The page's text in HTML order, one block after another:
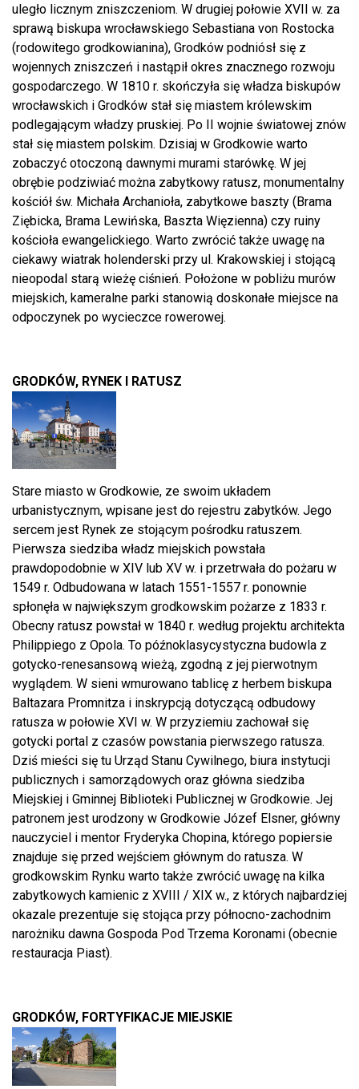
uległo licznym zniszczeniom. W drugiej połowie XVII w. za
sprawą biskupa wrocławskiego Sebastiana von Rostocka
(rodowitego grodkowianina), Grodków podniósł się z
wojennych zniszczeń i nastąpił okres znacznego rozwoju
gospodarczego. W 1810 r. skończyła się władza biskupów
wrocławskich i Grodków stał się miastem królewskim
podlegającym władzy pruskiej. Po II wojnie światowej znów
stał się miastem polskim. Dzisiaj w Grodkowie warto
zobaczyć otoczoną dawnymi murami starówkę. W jej
obrębie podziwiać można zabytkowy ratusz, monumentalny
kościół św. Michała Archanioła, zabytkowe baszty (Brama
Ziębicka, Brama Lewińska, Baszta Więzienna) czy ruiny
kościoła ewangelickiego. Warto zwrócić także uwagę na
ciekawy wiatrak holenderski przy ul. Krakowskiej i stojącą
nieopodal starą wieżę ciśnień. Położone w pobliżu murów
miejskich, kameralne parki stanowią doskonałe miejsce na
odpoczynek po wycieczce rowerowej.
GRODKÓW, RYNEK I RATUSZ
Stare miasto w Grodkowie, ze swoim układem
urbanistycznym, wpisane jest do rejestru zabytków. Jego
sercem jest Rynek ze stojącym pośrodku ratuszem.
Pierwsza siedziba władz miejskich powstała
prawdopodobnie w XIV lub XV w. i przetrwała do pożaru w
1549 r. Odbudowana w latach 1551-1557 r. ponownie
spłonęła w największym grodkowskim pożarze z 1833 r.
Obecny ratusz powstał w 1840 r. według projektu architekta
Philippiego z Opola. To późnoklasycystyczna budowla z
gotycko-renesansową wieżą, zgodną z jej pierwotnym
wyglądem. W sieni wmurowano tablicę z herbem biskupa
Baltazara Promnitza i inskrypcją dotyczącą odbudowy
ratusza w połowie XVI w. W przyziemiu zachował się
gotycki portal z czasów powstania pierwszego ratusza.
Dziś mieści się tu Urząd Stanu Cywilnego, biura instytucji
publicznych i samorządowych oraz główna siedziba
Miejskiej i Gminnej Biblioteki Publicznej w Grodkowie. Jej
patronem jest urodzony w Grodkowie Józef Elsner, główny
nauczyciel i mentor Fryderyka Chopina, którego popiersie
znajduje się przed wejściem głównym do ratusza. W
grodkowskim Rynku warto także zwrócić uwagę na kilka
zabytkowych kamienic z XVIII / XIX w., z których najbardziej
okazale prezentuje się stojąca przy północno-zachodnim
narożniku dawna Gospoda Pod Trzema Koronami (obecnie
restauracja Piast).
GRODKÓW, FORTYFIKACJE MIEJSKIE